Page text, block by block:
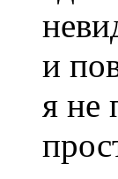
и
я не